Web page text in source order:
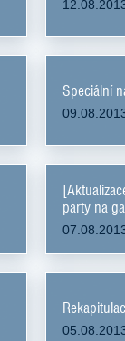
Speciální
party na